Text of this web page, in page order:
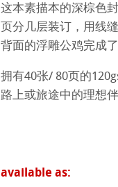
Harmony &
漫画/平面设计/插画
技术绘图纸
透明纸
静力学用纸
Protect & Authenticate
年挂历大赛2023
Paintings 2021
FineNotes by
Stationery FineArt
这本素描本的深棕色
页分几层装订，用线
背面的浮雕公鸡完成
拥有40张/ 80页的
路上或旅途中的理想
available as: